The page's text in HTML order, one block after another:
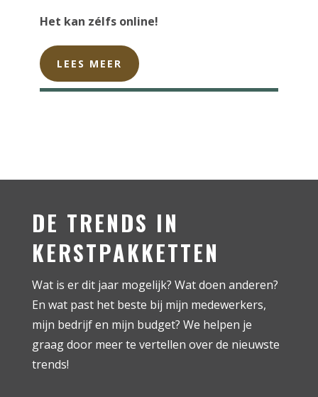
Het kan zélfs online!
LEES MEER
DE TRENDS IN
KERSTPAKKETTEN
Wat is er dit jaar mogelijk? Wat doen anderen?
En wat past het beste bij mijn medewerkers,
mijn bedrijf en mijn budget? We helpen je
graag door meer te vertellen over de nieuwste
trends!